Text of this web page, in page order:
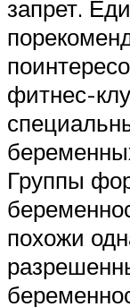
запрет.
фитнес-
Группы
похожи